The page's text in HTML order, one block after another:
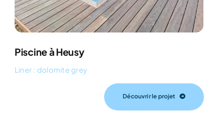
Piscine à Heusy
Liner : dolomite grey
Découvrir le projet